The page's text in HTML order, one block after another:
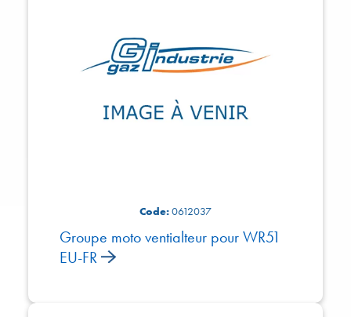
Code:0612037
Groupe moto ventialteur pour WR51
EU-FR